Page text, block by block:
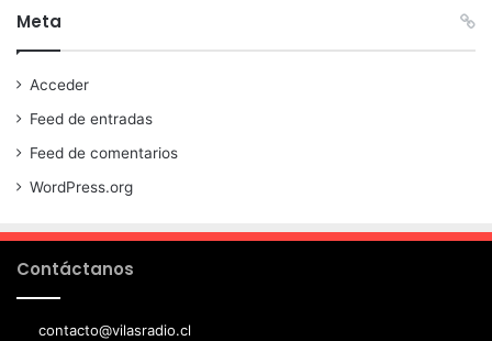
Meta
Acceder
Feed de entradas
Feed de comentarios
WordPress.org
Contáctanos
contacto@vilasradio.cl